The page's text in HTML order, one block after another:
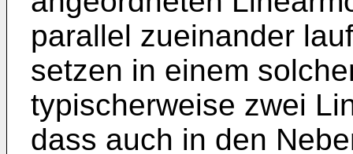
parallel zueinander
setzen in einem
typischerweise zwei
dass auch in den